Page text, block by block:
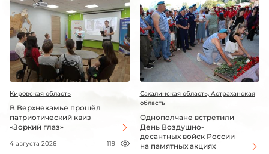
Кировская область
В Верхнекамье прошёл
патриотический квиз
«Зоркий глаз»
4 августа 2026 119
Сахалинская область, Астраханская
область
Однополчане встретили
День Воздушно-
десантных войск России
на памятных акциях